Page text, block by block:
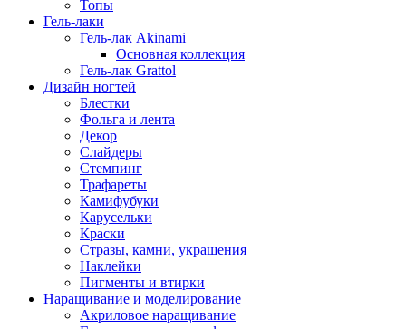
Топы
Гель-лаки
Гель-лак Akinami
Основная коллекция
Гель-лак Grattol
Дизайн ногтей
Блестки
Фольга и лента
Декор
Слайдеры
Стемпинг
Трафареты
Камифубуки
Карусельки
Краски
Стразы, камни, украшения
Наклейки
Пигменты и втирки
Наращивание и моделирование
Акриловое наращивание